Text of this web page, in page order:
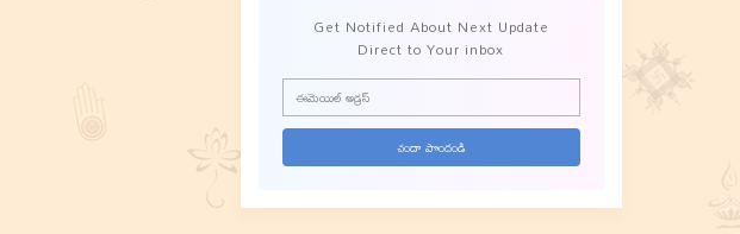
Get Notified About Next Update
Direct to Your inbox